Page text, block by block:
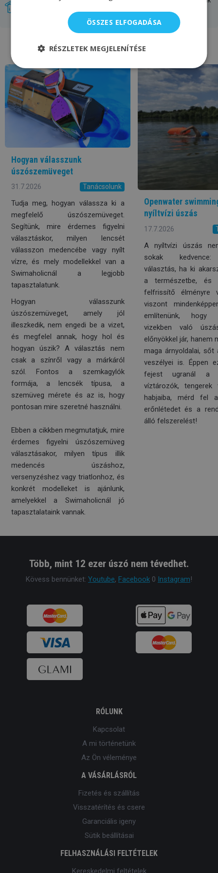
Swimaholic blog
Hogyan válasszunk
úszószemüveget
31.7.2026 Tanácsolunk
Tudja meg, hogyan válassza ki a
megfelelő úszószemüveget.
Segítünk, mire érdemes figyelni
választáskor, milyen lencsét
válasszon medencébe vagy nyílt
vízre, és mely modellekkel van a
Swimaholicnál a legjobb
tapasztalatunk.
Hogyan válasszunk
úszószemüveget, amely jól
illeszkedik, nem engedi be a vizet,
és megfelel annak, hogy hol és
hogyan úszik? A választás nem
csak a színről vagy a márkáról
szól. Fontos a szemkagylók
formája, a lencsék típusa, a
szemüveg mérete és az is, hogy
pontosan mire szeretné használni.
Ebben a cikkben megmutatjuk, mire
érdemes figyelni úszószemüveg
választásakor, milyen típus illik
medencés úszáshoz,
versenyzéshez vagy triatlonhoz, és
konkrét modelleket is ajánlunk,
amelyekkel a Swimaholicnál jó
tapasztalataink vannak.
Openwater
nyíltvízi úszás
17.7.2026
A nyíltvízi úszás
sokak
választás, ha ki
a természetbe, és
felfrissítő élményre
viszont
említenünk,
vizekben való
előnyökkel jár, hanem
maga árnyoldalai, sőt
veszélyei is. Éppen
fejest ugranál a
víztározók, tengerek
habjaiba, mérd fel
erőnlétedet és a
álló felszerelést!
Több, mint 12 ezer úszó nem tévedhet.
Kövess bennünket: Youtube, Facebook 0 Instagram!
RÓLUNK
Kapcsolat
A mi történetünk
Az Ön véleménye
A VÁSÁRLÁSRÓL
Fizetés és szállítás
Visszatérítés és csere
Garanciális igeny
Sütik beállításai
FELHASZNÁLÁSI FELTÉTELEK
Kereskedelmi feltételek
ÖSSZES ELFOGADÁSA
RÉSZLETEK MEGJELENÍTÉSE